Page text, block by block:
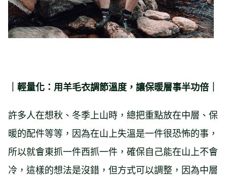
｜輕量化：用羊毛衣調節溫度，讓保暖層事半功倍｜
許多人在想秋、冬季上山時，總把重點放在中層、保
暖的配件等等，因為在山上失溫是一件很恐怖的事，
所以就會東抓一件西抓一件，確保自己能在山上不會
冷，這樣的想法是沒錯，但方式可以調整，因為中層